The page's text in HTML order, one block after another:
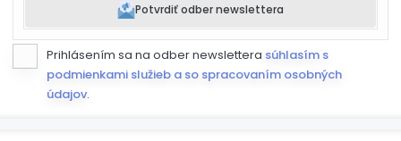
Potvrdiť odber newslettera
Prihlásením sa na odber newslettera súhlasím s
podmienkami služieb a so spracovaním osobných
údajov.